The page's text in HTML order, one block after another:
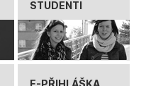
STUDENTI
E-PŘIHLÁŠKA